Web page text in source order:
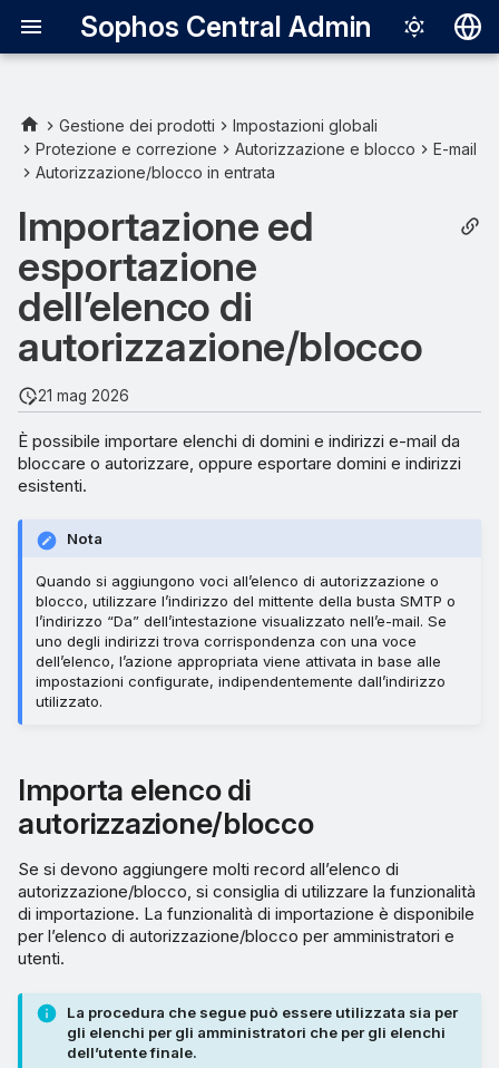
Sophos Central Admin
Español
Português
Importa elenco di
autorizzazione/blocco
Esporta elenco di
autorizzazione/blocco
Gestione dei prodotti
Impostazioni globali
Protezione e correzione
Autorizzazione e blocco
E-mail
Autorizzazione/blocco in entrata
Importazione ed
esportazione
dell’elenco di
autorizzazione/blocco
21 mag 2026
È possibile importare elenchi di domini e indirizzi e-mail da
bloccare o autorizzare, oppure esportare domini e indirizzi
esistenti.
Nota
Quando si aggiungono voci all’elenco di autorizzazione o
blocco, utilizzare l’indirizzo del mittente della busta SMTP o
l’indirizzo “Da” dell’intestazione visualizzato nell’e-mail. Se
uno degli indirizzi trova corrispondenza con una voce
dell’elenco, l’azione appropriata viene attivata in base alle
impostazioni configurate, indipendentemente dall’indirizzo
utilizzato.
Importa elenco di
autorizzazione/blocco
Se si devono aggiungere molti record all’elenco di
autorizzazione/blocco, si consiglia di utilizzare la funzionalità
di importazione. La funzionalità di importazione è disponibile
per l’elenco di autorizzazione/blocco per amministratori e
utenti.
La procedura che segue può essere utilizzata sia per
gli elenchi per gli amministratori che per gli elenchi
dell’utente finale.